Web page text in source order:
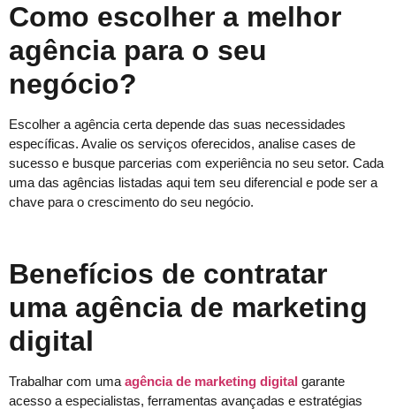
Como escolher a melhor
agência para o seu
negócio?
Escolher a agência certa depende das suas necessidades
específicas. Avalie os serviços oferecidos, analise cases de
sucesso e busque parcerias com experiência no seu setor. Cada
uma das agências listadas aqui tem seu diferencial e pode ser a
chave para o crescimento do seu negócio.
Benefícios de contratar
uma agência de marketing
digital
Trabalhar com uma agência de marketing digital garante
acesso a especialistas, ferramentas avançadas e estratégias